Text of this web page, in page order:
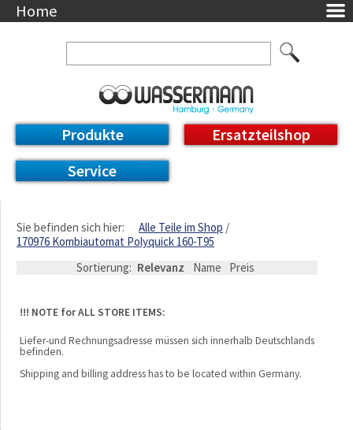
Home
Ansprechpartner
Datenschutzerklärung
Messetermine
Downloads
Feinwerk
DE / EN
Deutsch
English
Produkte
Ersatzteilshop
Service
Sie befinden sich hier:
Alle Teile im Shop
170976 Kombiautomat Polyquick 160-T95
Sortierung: Relevanz Name Preis
!!! NOTE for ALL STORE ITEMS:
Liefer-und Rechnungsadresse müssen sich innerhalb Deutschlands
befinden.
Shipping and billing address has to be located within Germany.